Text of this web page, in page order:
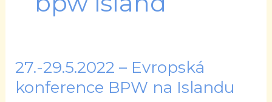
27.-29.5.2022 – Evropská
konference BPW na Islandu
27.-29.5.2022
–